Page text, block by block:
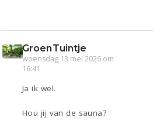
GroenTuintje
woensdag 13 mei 2026 om
16:41
Ja ik wel.
Hou jij van de sauna?